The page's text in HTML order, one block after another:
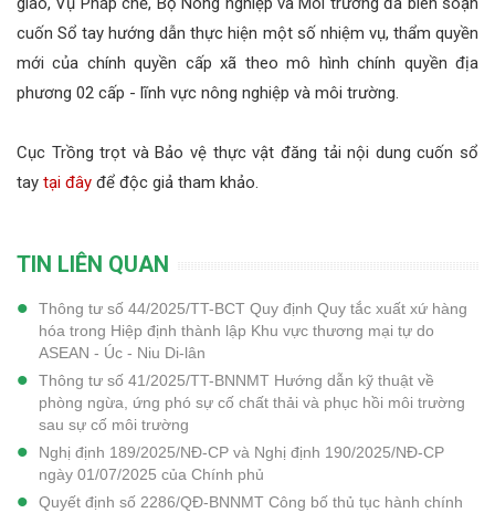
cuốn Sổ tay hướng dẫn thực hiện một số nhiệm vụ, thẩm quyền
mới của chính quyền cấp xã theo mô hình chính quyền địa
phương 02 cấp - lĩnh vực nông nghiệp và môi trường.
Cục Trồng trọt và Bảo vệ thực vật đăng tải nội dung cuốn sổ
tay tại đây để độc giả tham khảo.
TIN LIÊN QUAN
Thông tư số 44/2025/TT-BCT Quy định Quy tắc xuất xứ hàng
hóa trong Hiệp định thành lập Khu vực thương mại tự do
ASEAN - Úc - Niu Di-lân
Thông tư số 41/2025/TT-BNNMT Hướng dẫn kỹ thuật về
phòng ngừa, ứng phó sự cố chất thải và phục hồi môi trường
sau sự cố môi trường
Nghị định 189/2025/NĐ-CP và Nghị định 190/2025/NĐ-CP
ngày 01/07/2025 của Chính phủ
Quyết định số 2286/QĐ-BNNMT Công bố thủ tục hành chính